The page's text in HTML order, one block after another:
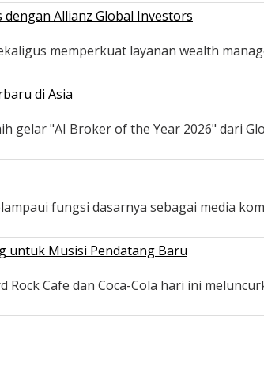
Allianz Global Investors
memperkuat layanan wealth
di Asia
gelar "AI Broker of the Year 2026" dari
fungsi dasarnya sebagai media
untuk Musisi Pendatang Baru
Cafe dan Coca-Cola hari ini